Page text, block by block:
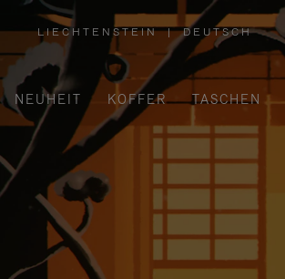
LIECHTENSTEIN
,
WÄHLEN
SIE
IHRE
REGION
AUS
| DEUTSCH
NEUHEIT KOFFER TASCHEN